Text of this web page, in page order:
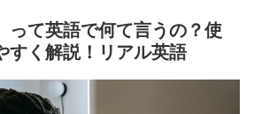
って英語で何て言うの？使
すく解説！リアル英語